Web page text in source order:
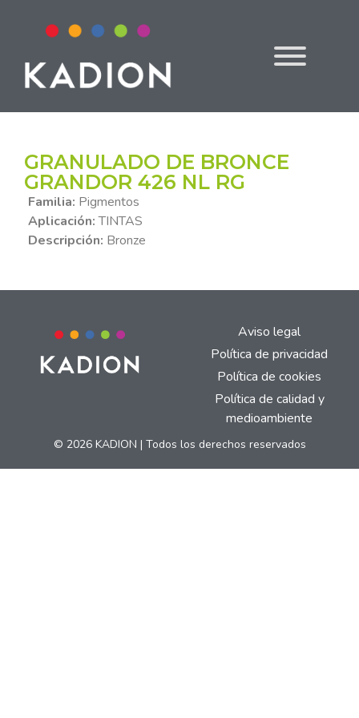
GRANULADO DE BRONCE
GRANDOR 426 NL RG
Familia: Pigmentos
Aplicación:TINTAS
Descripción: Bronze
Aviso legal
Política de privacidad
Política de cookies
Política de calidad y
medioambiente
© 2026 KADION | Todos los derechos reservados